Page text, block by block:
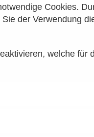
Cookies.
der Verwendung
welche für
Sie Bitte dazu